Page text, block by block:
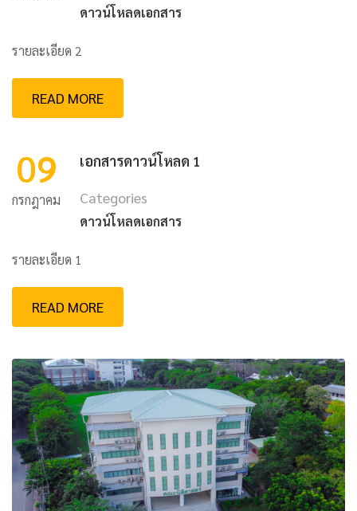
ดาวน์โหลดเอกสาร
รายละเอียด 2
READ MORE
09
กรกฎาคม
เอกสารดาวน์โหลด 1
Categories
ดาวน์โหลดเอกสาร
รายละเอียด 1
READ MORE